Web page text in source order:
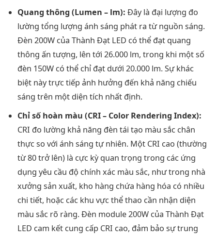
Quang thông (Lumen – lm): Đây là đại lượng đo
lường tổng lượng ánh sáng phát ra từ nguồn sáng.
Đèn 200W của Thành Đạt LED có thể đạt quang
thông ấn tượng, lên tới 26.000 lm, trong khi một số
đèn 150W có thể chỉ đạt dưới 20.000 lm. Sự khác
biệt này trực tiếp ảnh hưởng đến khả năng chiếu
sáng trên một diện tích nhất định.
Chỉ số hoàn màu (CRI – Color Rendering Index):
CRI đo lường khả năng đèn tái tạo màu sắc chân
thực so với ánh sáng tự nhiên. Một CRI cao (thường
từ 80 trở lên) là cực kỳ quan trọng trong các ứng
dụng yêu cầu độ chính xác màu sắc, như trong nhà
xưởng sản xuất, kho hàng chứa hàng hóa có nhiều
chi tiết, hoặc các khu vực thể thao cần nhận diện
màu sắc rõ ràng. Đèn module 200W của Thành Đạt
LED cam kết cung cấp CRI cao, đảm bảo sự trung